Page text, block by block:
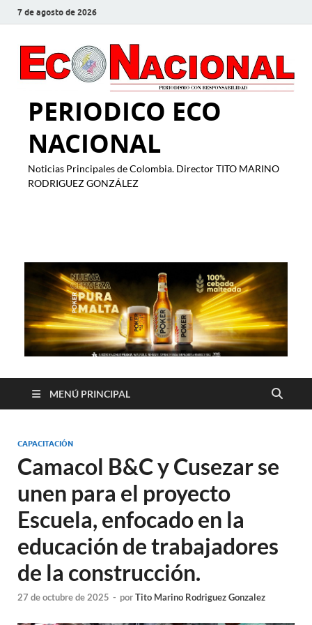
7 de agosto de 2026
PERIODICO ECO
NACIONAL
Noticias Principales de Colombia. Director TITO MARINO
RODRIGUEZ GONZÁLEZ
MENÚ PRINCIPAL
CAPACITACIÓN
Camacol B&C y Cusezar se
unen para el proyecto
Escuela, enfocado en la
educación de trabajadores
de la construcción.
27 de octubre de 2025 - porTito Marino Rodriguez Gonzalez